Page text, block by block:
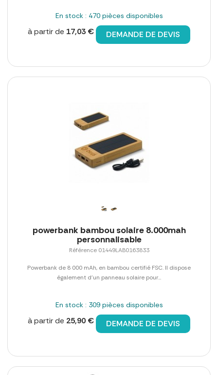
En stock : 470 pièces disponibles
à partir de 17,03 € DEMANDE DE DEVIS
powerbank bambou solaire 8.000mah
personnalisable
Référence 01449LAB0163833
Powerbank de 8 000 mAh, en bambou certifié FSC. Il dispose
également d'un panneau solaire pour...
En stock : 309 pièces disponibles
à partir de 25,90 € DEMANDE DE DEVIS